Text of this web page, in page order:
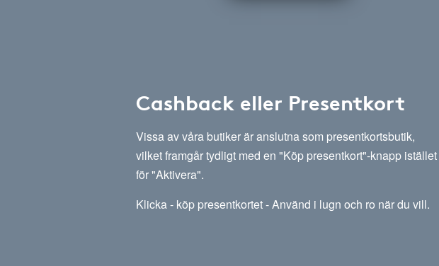
Cashback eller Presentkort
Vissa av våra butiker är anslutna som presentkortsbutik,
vilket framgår tydligt med en "Köp presentkort"-knapp istället
för "Aktivera".
Klicka - köp presentkortet - Använd i lugn och ro när du vill.